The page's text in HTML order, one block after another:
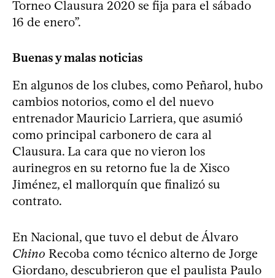
Torneo Clausura 2020 se fija para el sábado
16 de enero”.
Buenas y malas noticias
En algunos de los clubes, como Peñarol, hubo
cambios notorios, como el del nuevo
entrenador Mauricio Larriera, que asumió
como principal carbonero de cara al
Clausura. La cara que no vieron los
aurinegros en su retorno fue la de Xisco
Jiménez, el mallorquín que finalizó su
contrato.
En Nacional, que tuvo el debut de Álvaro
Chino Recoba como técnico alterno de Jorge
Giordano, descubrieron que el paulista Paulo